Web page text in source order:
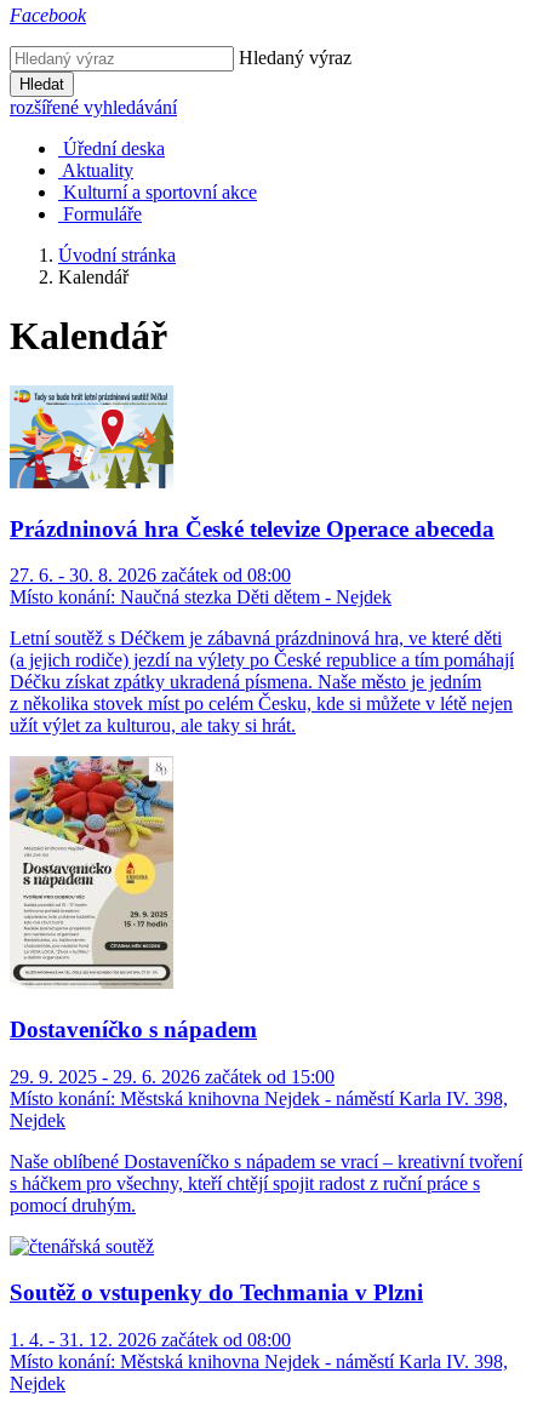
Facebook
Hledaný výraz
Hledat
rozšířené vyhledávání
Úřední deska
Aktuality
Kulturní a sportovní akce
Formuláře
Úvodní stránka
Kalendář
Kalendář
Prázdninová hra České televize Operace abeceda
27. 6. - 30. 8. 2026 začátek od 08:00
Místo konání: Naučná stezka Děti dětem - Nejdek
Letní soutěž s Déčkem je zábavná prázdninová hra, ve které děti
(a jejich rodiče) jezdí na výlety po České republice a tím pomáhají
Déčku získat zpátky ukradená písmena. Naše město je jedním
z několika stovek míst po celém Česku, kde si můžete v létě nejen
užít výlet za kulturou, ale taky si hrát.
Dostaveníčko s nápadem
29. 9. 2025 - 29. 6. 2026 začátek od 15:00
Místo konání: Městská knihovna Nejdek - náměstí Karla IV. 398,
Nejdek
Naše oblíbené Dostaveníčko s nápadem se vrací – kreativní tvoření
s háčkem pro všechny, kteří chtějí spojit radost z ruční práce s
pomocí druhým.
Soutěž o vstupenky do Techmania v Plzni
1. 4. - 31. 12. 2026 začátek od 08:00
Místo konání: Městská knihovna Nejdek - náměstí Karla IV. 398,
Nejdek